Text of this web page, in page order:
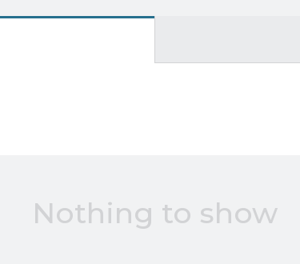
Nothing to show